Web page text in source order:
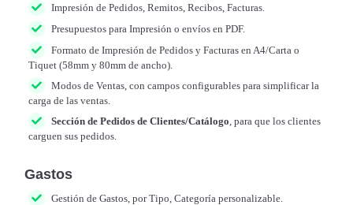
Impresión de Pedidos, Remitos, Recibos, Facturas.
Presupuestos para Impresión o envíos en PDF.
Formato de Impresión de Pedidos y Facturas en A4/Carta o
Tiquet (58mm y 80mm de ancho).
Modos de Ventas, con campos configurables para simplificar la
carga de las ventas.
Sección de Pedidos de Clientes/Catálogo , para que los clientes
carguen sus pedidos.
Gastos
Gestión de Gastos, por Tipo, Categoría personalizable.